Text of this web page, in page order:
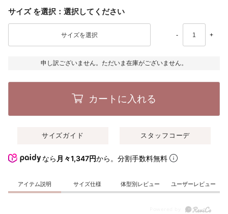
サイズ 選択してください
- +
申し訳ございません。ただいま在庫がございません。
カートに入れる
サイズガイド スタッフコーデ
なら 月々1,347円から。分割手数料無料
アイテム説明 サイズ仕様 体型別レビュー ユーザーレビュー